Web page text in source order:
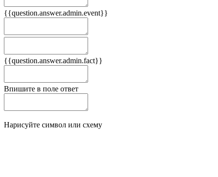
{{question.answer.admin.event}}
{{question.answer.admin.fact}}
Впишите в поле ответ
Нарисуйте символ или схему